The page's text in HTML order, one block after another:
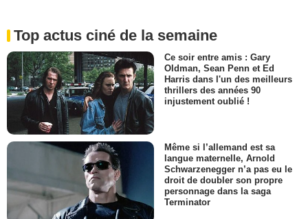
Top actus ciné de la semaine
Ce soir entre amis : Gary
Oldman, Sean Penn et Ed
Harris dans l'un des meilleurs
thrillers des années 90
injustement oublié !
Même si l’allemand est sa
langue maternelle, Arnold
Schwarzenegger n’a pas eu le
droit de doubler son propre
personnage dans la saga
Terminator